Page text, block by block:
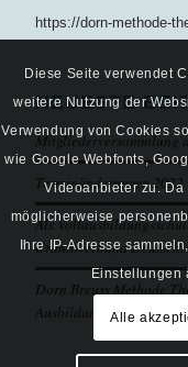
https://dorn-methode-
NEUESTE
Mitgliederversammlung
Terminänderungen 2022
Als
Cranioverband
Dorn Breuss Methode
Ausbildungstermine
Diese Seite verwendet
weitere Nutzung der
Verwendung von Cookies
wie Google Webfonts,
Videoanbieter zu. Da
möglicherweise
Ihre IP-Adresse
Einstellungen
Alle